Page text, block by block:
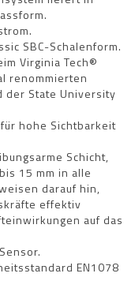
SBC-Schalenform.
Virginia Tech®
renommierten
der State University
hohe Sichtbarkeit
Schicht,
15 mm in alle
darauf hin,
effektiv
auf das
EN1078